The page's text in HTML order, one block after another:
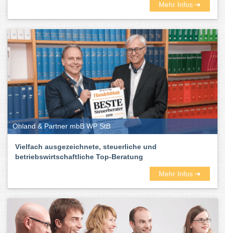
Mehr Infos ➜
Ohland & Partner mbB WP StB
Vielfach ausgezeichnete, steuerliche und
betriebswirtschaftliche Top-Beratung
Mehr Infos ➜